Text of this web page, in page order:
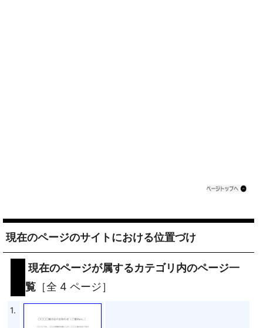
現在のページのサイトにおける位置づけ
現在のページが属するカテゴリ内のページ一
覧 ［全 4 ページ］
1.